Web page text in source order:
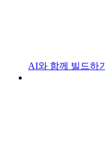
AI와 함께 빌드하기